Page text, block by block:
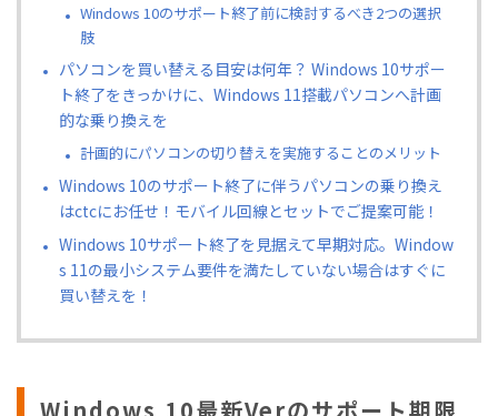
Windows 10のサポート終了前に検討するべき2つの選択
肢
パソコンを買い替える目安は何年？ Windows 10サポー
ト終了をきっかけに、Windows 11搭載パソコンへ計画
的な乗り換えを
計画的にパソコンの切り替えを実施することのメリット
Windows 10のサポート終了に伴うパソコンの乗り換え
はctcにお任せ！モバイル回線とセットでご提案可能！
Windows 10サポート終了を見据えて早期対応。Window
s 11の最小システム要件を満たしていない場合はすぐに
買い替えを！